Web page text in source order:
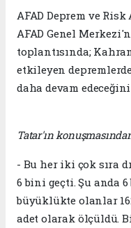
AFAD Deprem ve
AFAD Genel
toplantısında;
etkileyen
daha devam
Tatar'ın
- Bu her iki çok sıra
6 bini geçti. Şu anda
büyüklükte olanlar
adet olarak ölçüldü.